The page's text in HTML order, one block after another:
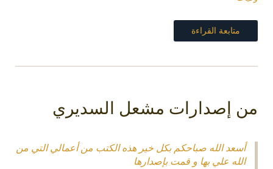
متابعة القراءة
إصدارات مشعل السديري
الله صباحكم بكل خير هذه الكتب من أعمالي التي من
علي بها و قمت بإصدارها